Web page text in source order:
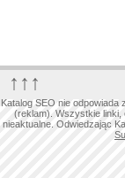
↑↑↑
Katalog SEO nie
(reklam). Wszystkie linki,
nieaktualne. Odwiedzając